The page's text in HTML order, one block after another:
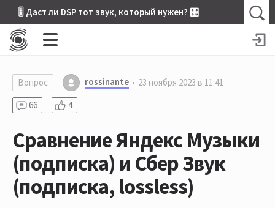
🎚 Даст ли DSP тот звук, который нужен? 🎛
Вопрос rossinante
23 ноября 2023 в 11:41
66
4
Сравнение Яндекс Музыки
(подписка) и Сбер Звук
(подписка, lossless)